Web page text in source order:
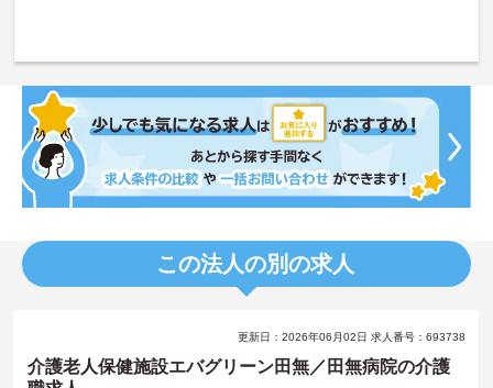
この法人の別の求人
更新日：2026年06月02日 求人番号：693738
介護老人保健施設エバグリーン田無／田無病院の介護